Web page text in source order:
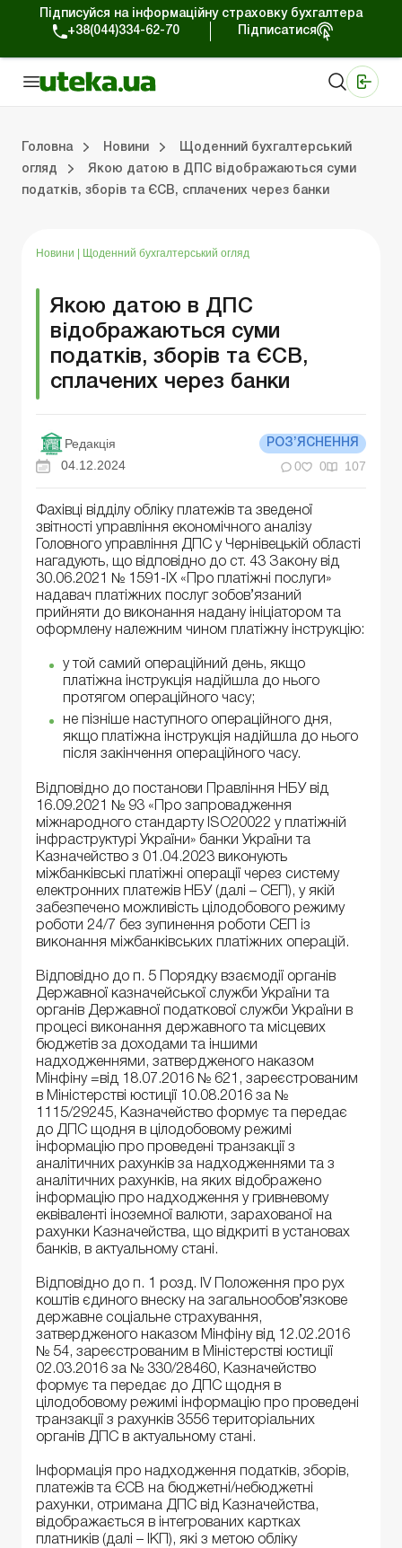
Підписуйся на інформаційну страховку бухгалтера
+38(044)334-62-70
Підписатися
Головна Новини
Щоденний бухгалтерський
огляд
Якою датою в ДПС відображаються суми
податків, зборів та ЄСВ, сплачених через банки
Новини Щоденний бухгалтерський огляд
Якою датою в ДПС
відображаються суми
податків, зборів та ЄСВ,
сплачених через банки
Редакція РОЗ’ЯСНЕННЯ
04.12.2024 0 0 107
Фахівці відділу обліку платежів та зведеної
звітності управління економічного аналізу
Головного управління ДПС у Чернівецькій області
нагадують, що відповідно до ст. 43 Закону від
30.06.2021 № 1591-IX «Про платіжні послуги»
надавач платіжних послуг зобов’язаний
прийняти до виконання надану ініціатором та
оформлену належним чином платіжну інструкцію:
у той самий операційний день, якщо
платіжна інструкція надійшла до нього
протягом операційного часу;
не пізніше наступного операційного дня,
якщо платіжна інструкція надійшла до нього
після закінчення операційного часу.
Відповідно до постанови Правління НБУ від
16.09.2021 № 93 «Про запровадження
міжнародного стандарту ISO20022 у платіжній
інфраструктурі України» банки України та
Казначейство з 01.04.2023 виконують
міжбанківські платіжні операції через систему
електронних платежів НБУ (далі – СЕП), у якій
забезпечено можливість цілодобового режиму
роботи 24/7 без зупинення роботи СЕП із
виконання міжбанківських платіжних операцій.
Відповідно до п. 5 Порядку взаємодії органів
Державної казначейської служби України та
органів Державної податкової служби України в
процесі виконання державного та місцевих
бюджетів за доходами та іншими
надходженнями, затвердженого наказом
Мінфіну =від 18.07.2016 № 621, зареєстрованим
в Міністерстві юстиції 10.08.2016 за №
1115/29245, Казначейство формує та передає
до ДПС щодня в цілодобовому режимі
інформацію про проведені транзакції з
аналітичних рахунків за надходженнями та з
аналітичних рахунків, на яких відображено
інформацію про надходження у гривневому
еквіваленті іноземної валюти, зарахованої на
рахунки Казначейства, що відкриті в установах
банків, в актуальному стані.
Відповідно до п. 1 розд. ІV Положення про рух
коштів єдиного внеску на загальнообов’язкове
державне соціальне страхування,
затвердженого наказом Мінфіну від 12.02.2016
№ 54, зареєстрованим в Міністерстві юстиції
02.03.2016 за № 330/28460, Казначейство
формує та передає до ДПС щодня в
цілодобовому режимі інформацію про проведені
транзакції з рахунків 3556 територіальних
органів ДПС в актуальному стані.
Інформація про надходження податків, зборів,
платежів та ЄСВ на бюджетні/небюджетні
рахунки, отримана ДПС від Казначейства,
відображається в інтегрованих картках
платників (далі – ІКП), які з метою обліку